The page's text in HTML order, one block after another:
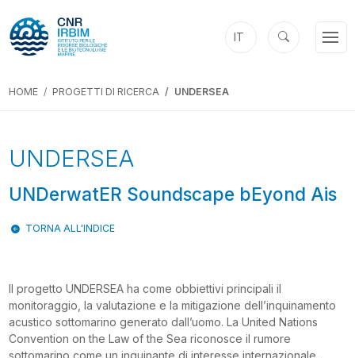
IT
HOME PROGETTI DI RICERCA UNDERSEA
UNDERSEA
UNDerwatER Soundscape bEyond Ais
TORNA ALL'INDICE
Il progetto UNDERSEA ha come obbiettivi principali il
monitoraggio, la valutazione e la mitigazione dell’inquinamento
acustico sottomarino generato dall’uomo. La United Nations
Convention on the Law of the Sea riconosce il rumore